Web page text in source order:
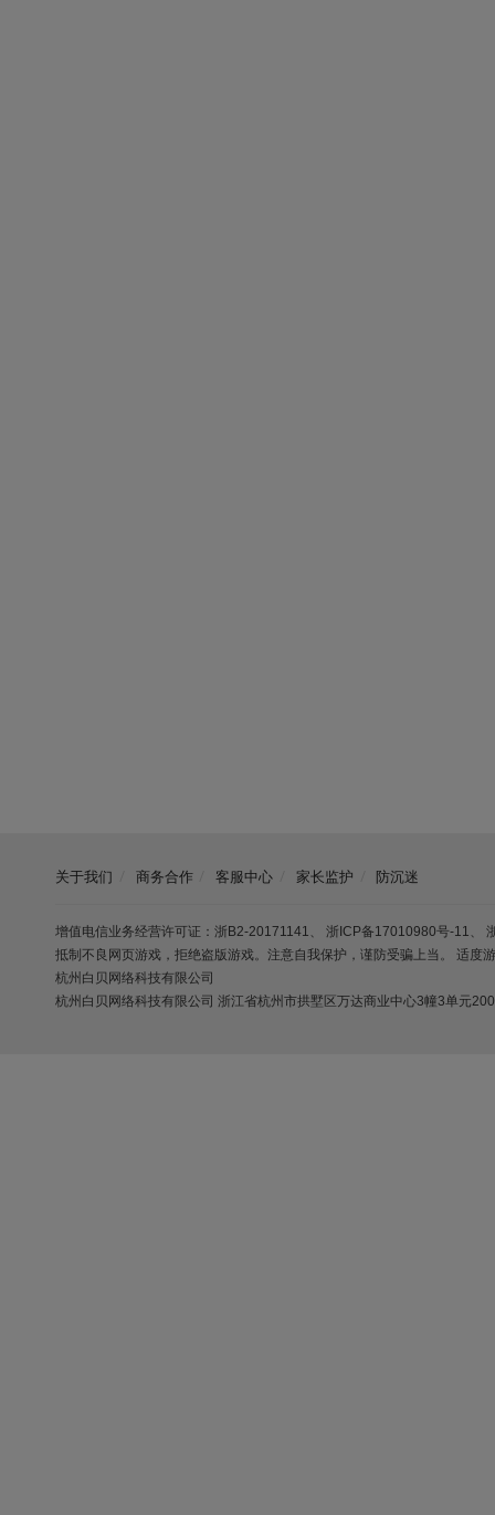
关于我们 商务合作 客服中心 家长监护 防沉迷
增值电信业务经营许可证：浙B2-20171141、 浙ICP备17010980号-11、
抵制不良网页游戏，拒绝盗版游戏。注意自我保护，谨防受骗上当。 适度
杭州白贝网络科技有限公司
杭州白贝网络科技有限公司 浙江省杭州市拱墅区万达商业中心3幢3单元